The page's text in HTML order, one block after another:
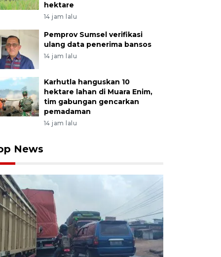
hektare
14 jam lalu
Pemprov Sumsel verifikasi
ulang data penerima bansos
14 jam lalu
Karhutla hanguskan 10
hektare lahan di Muara Enim,
tim gabungan gencarkan
pemadaman
14 jam lalu
News